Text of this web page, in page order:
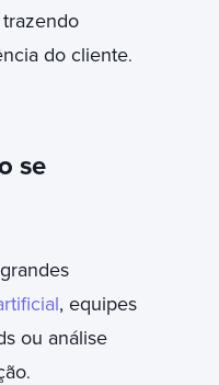
do cliente.
se
, equipes
ou análise
.